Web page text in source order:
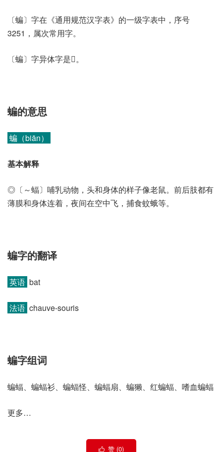
〔蝙〕字在《通用规范汉字表》的一级字表中，序号
3251，属次常用字。
〔蝙〕字异体字是𧓧。
蝙的意思
蝙（biān）
基本解释
◎〔～蝠〕哺乳动物，头和身体的样子像老鼠。前后肢都有
薄膜和身体连着，夜间在空中飞，捕食蚊蛾等。
蝙字的翻译
英语 bat
法语 chauve-souris
蝙字组词
蝙蝠、蝙蝠衫、蝙蝠怪、蝙蝠扇、蝙獭、红蝙蝠、嗜血蝙蝠
更多…
 赞 (0)